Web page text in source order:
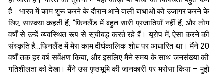
है। भारत में काम शुरू करने के दौरान आने वाली बाधाओं को उजागर करने के
लिए, सास्क्या कहती हैं, “फिनलैंड में बहुत सारी प्रजातियाँ नहीं हैं, और लोग
वर्षों से उन्हें व्यवस्थित रूप से सूचीबद्ध करते रहे हैं। यूरोप में, ऐसा करने की
संस्कृति है…फिनलैंड में मेरा काम दीर्घकालिक शोध पर आधारित था। मैंने 20
वर्षों तक हर वर्ष सर्वेक्षण किया, और इसलिए मैंने समय के साथ जनसंख्या की
गतिशीलता को देखा। मैंने उस पृष्ठभूमि की जानकारी पर भरोसा किया – मुझे